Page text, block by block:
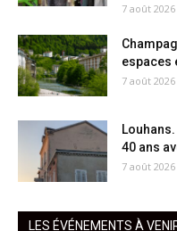
7 août 2026
espaces
7 août 2026
40 ans
7 août 2026
LES ÉVÉNEMENTS À